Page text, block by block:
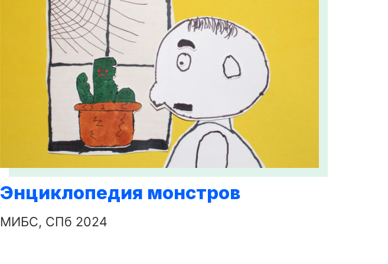
Энциклопедия монстров
МИБС, СПб 2024